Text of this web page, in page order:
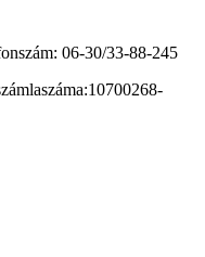
06-30/33-88-245